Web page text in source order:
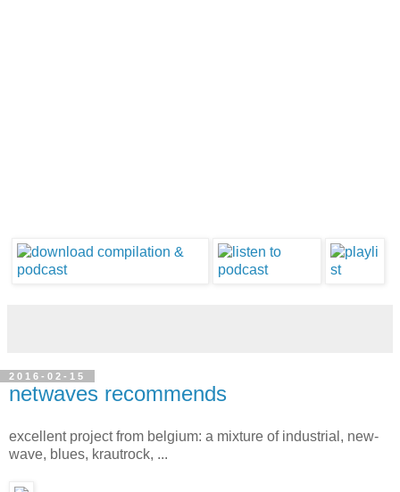
2016-02-15
netwaves recommends
excellent project from belgium: a mixture of industrial, new-
wave, blues, krautrock, ...